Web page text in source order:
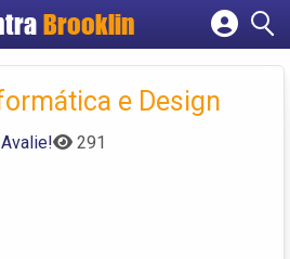
Brooklin
Cadastrar empresa
Criar conta e Design
Avalie! 291